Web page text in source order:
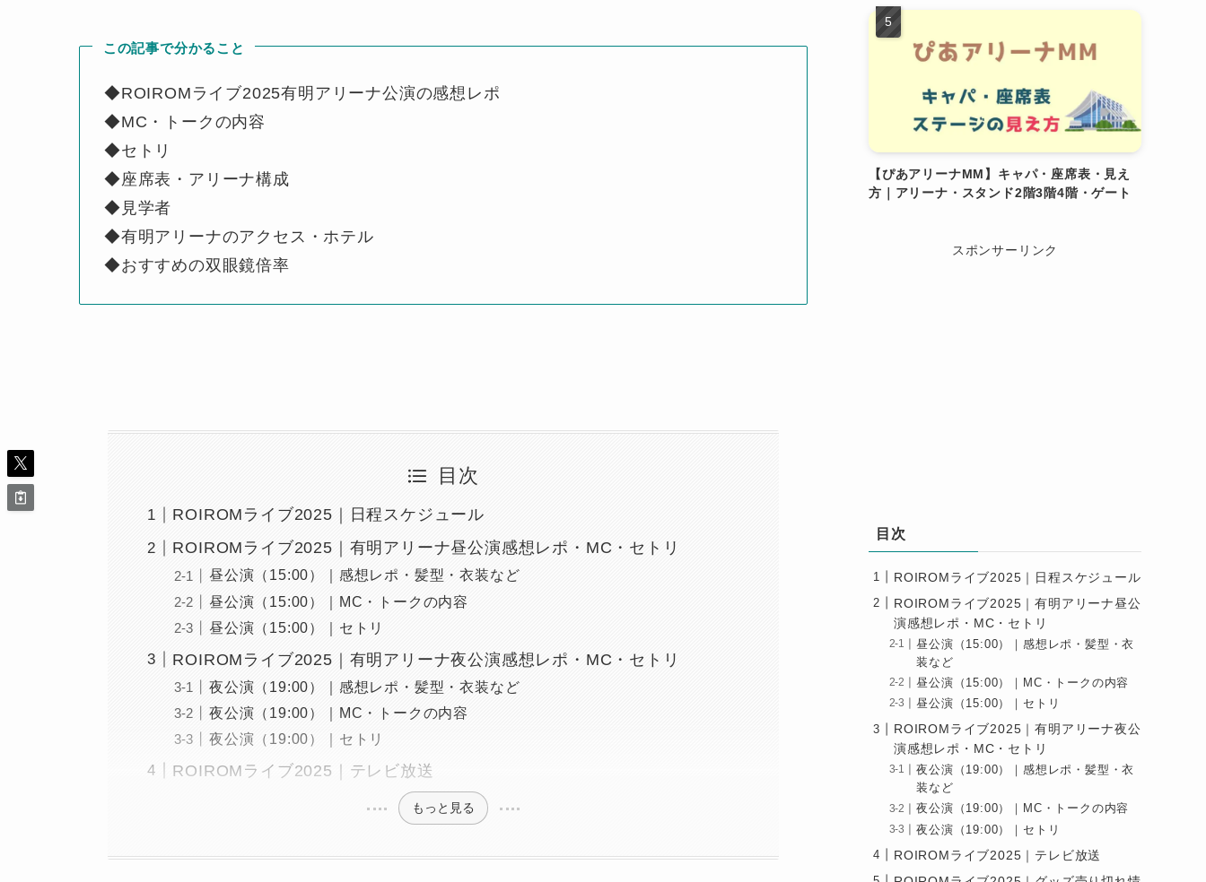
この記事で分かること
◆ROIROMライブ2025有明アリーナ公演の感想レポ
◆MC・トークの内容
◆セトリ
◆座席表・アリーナ構成
◆見学者
◆有明アリーナのアクセス・ホテル
◆おすすめの双眼鏡倍率
目次
ROIROMライブ2025｜日程スケジュール
ROIROMライブ2025｜有明アリーナ昼公演感想レポ・MC・セトリ
昼公演（15:00）｜感想レポ・髪型・衣装など
昼公演（15:00）｜MC・トークの内容
昼公演（15:00）｜セトリ
ROIROMライブ2025｜有明アリーナ夜公演感想レポ・MC・セトリ
夜公演（19:00）｜感想レポ・髪型・衣装など
夜公演（19:00）｜MC・トークの内容
夜公演（19:00）｜セトリ
ROIROMライブ2025｜テレビ放送
もっと見る
【ぴあアリーナMM】キャパ・座席表・見え
方｜アリーナ・スタンド2階3階4階・ゲート
スポンサーリンク
目次
ROIROMライブ2025｜日程スケジュール
ROIROMライブ2025｜有明アリーナ昼公
演感想レポ・MC・セトリ
昼公演（15:00）｜感想レポ・髪型・衣
装など
昼公演（15:00）｜MC・トークの内容
昼公演（15:00）｜セトリ
ROIROMライブ2025｜有明アリーナ夜公
演感想レポ・MC・セトリ
夜公演（19:00）｜感想レポ・髪型・衣
装など
夜公演（19:00）｜MC・トークの内容
夜公演（19:00）｜セトリ
ROIROMライブ2025｜テレビ放送